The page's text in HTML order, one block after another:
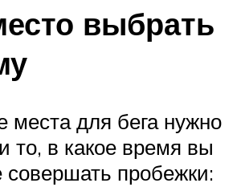
выбрать
места для бега нужно
то, в какое время вы
совершать пробежки: